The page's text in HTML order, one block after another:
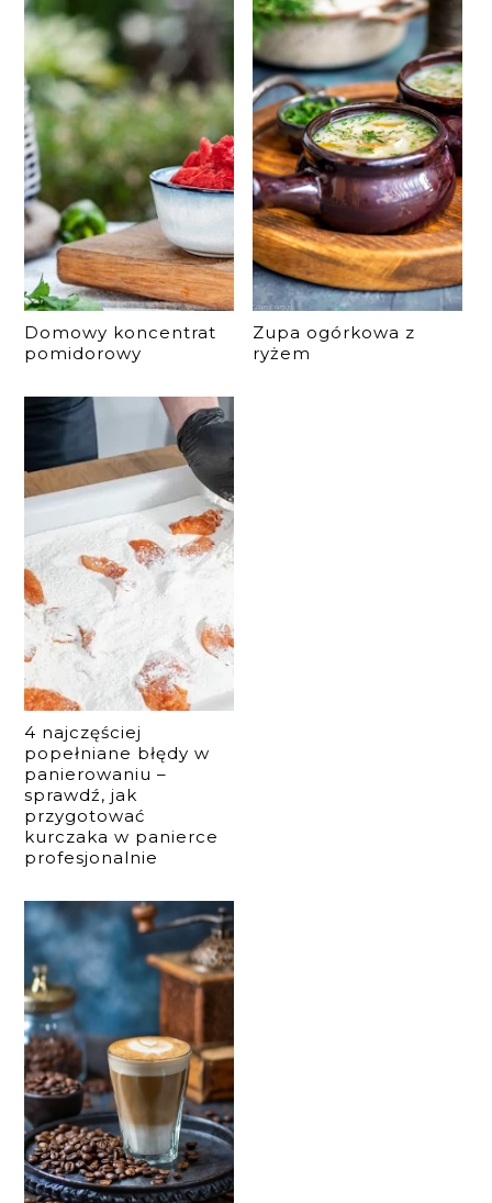
Domowy koncentrat
pomidorowy
Zupa ogórkowa z
ryżem
4 najczęściej
popełniane błędy w
panierowaniu –
sprawdź, jak
przygotować
kurczaka w panierce
profesjonalnie